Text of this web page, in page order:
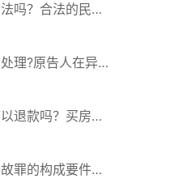
吗？合法的民间
要求？
理?原告人在异
退款吗？买房子
罪的构成要件是